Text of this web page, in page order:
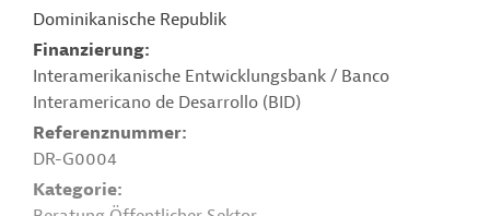
Dominikanische Republik
Finanzierung
Interamerikanische Entwicklungsbank / Banco
Interamericano de Desarrollo (BID)
Referenznummer
DR-G0004
Kategorie